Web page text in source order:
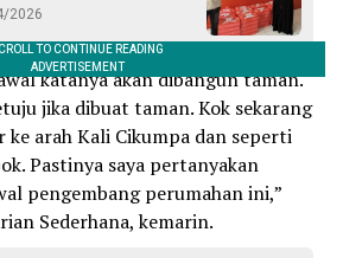
2026
katanya akan dibangun taman.
jika dibuat taman. Kok sekarang
ke arah Kali Cikumpa dan seperti
Pastinya saya pertanyakan
pengembang perumahan ini,”
Sederhana, kemarin.